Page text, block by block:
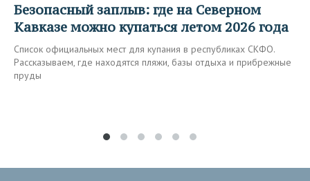
Безопасный заплыв: где на Северном
Кавказе можно купаться летом 2026 года
Список официальных мест для купания в республиках СКФО.
Рассказываем, где находятся пляжи, базы отдыха и прибрежные
пруды